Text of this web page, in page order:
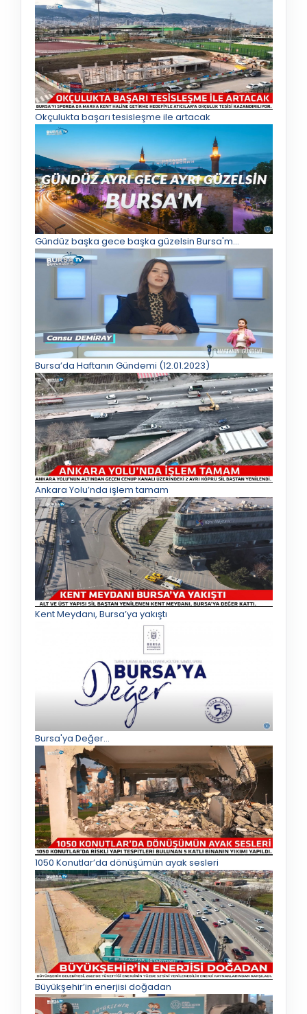
Okçulukta başarı tesisleşme ile artacak
Gündüz başka gece başka güzelsin Bursa'm...
Bursa’da Haftanın Gündemi (12.01.2023)
Ankara Yolu’nda işlem tamam
Kent Meydanı, Bursa’ya yakıştı
Bursa'ya Değer...
1050 Konutlar’da dönüşümün ayak sesleri
Büyükşehir’in enerjisi doğadan